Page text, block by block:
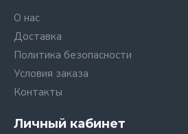
О нас
Доставка
Политика безопасности
Условия заказа
Контакты
Личный кабинет